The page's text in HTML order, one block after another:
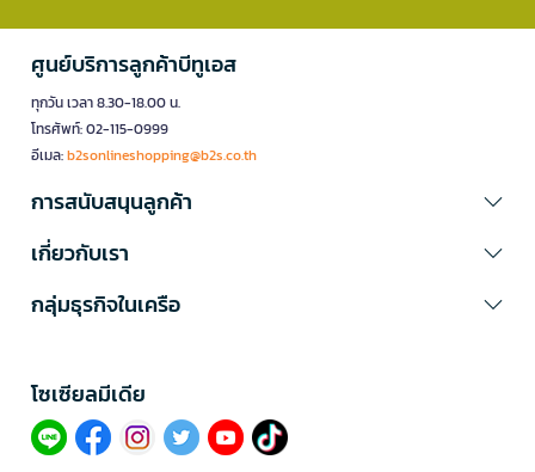
ศูนย์บริการลูกค้าบีทูเอส
ทุกวัน เวลา 8.30-18.00 น.
โทรศัพท์: 02-115-0999
อีเมล:b2sonlineshopping@b2s.co.th
การสนับสนุนลูกค้า
เกี่ยวกับเรา
กลุ่มธุรกิจในเครือ
โซเซียลมีเดีย​